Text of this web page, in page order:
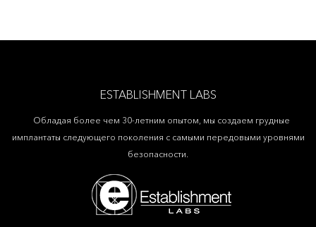
ESTABLISHMENT LABS
Обладая более чем 30-летним опытом, мы создаем грудные
имплантаты следующего поколения с самыми передовыми уровнями
безопасности.